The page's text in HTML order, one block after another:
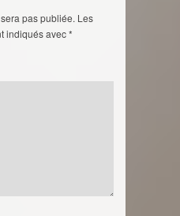
pas publiée. Les
indiqués avec*